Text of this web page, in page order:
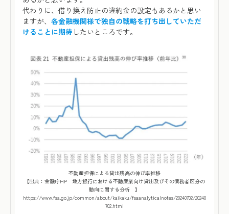
代わりに、借り換え防止の違約金の設定もあるかと思い
ますが、 各金融機関様で独自の戦略を打ち出していただ
けることに期待 したいところです。
不動産担保による貸出残高の伸び率推移
【出典：金融庁HP 地方銀行における不動産業向け貸出及びその債務者区分の
動向に関する分析 】
https://www.fsa.go.jp/common/about/kaikaku/fsaanalyticalnotes/20240702/20240
702.html